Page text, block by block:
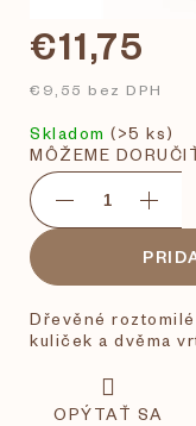
€11,75
€9,55 bez DPH
Skladom (>5 ks)
MÔŽEME
Dřevěné
kuliček a dvěma
OPÝTAŤ SA